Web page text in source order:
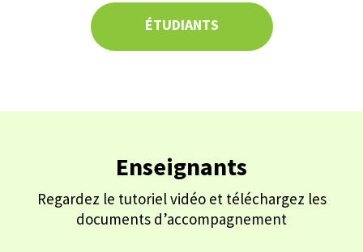
ÉTUDIANTS
Enseignants
Regardez le tutoriel vidéo et téléchargez les
documents d’accompagnement